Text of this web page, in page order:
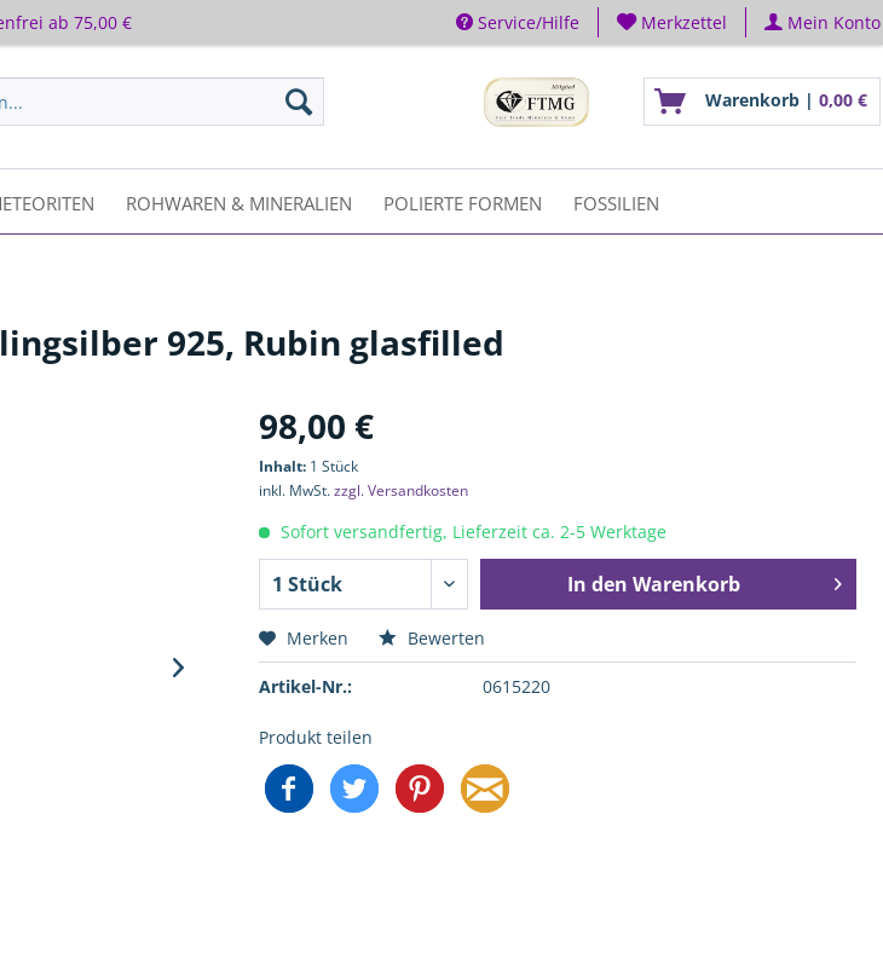
ab 75,00 € Service/Hilfe Merkzettel Mein Konto
Warenkorb | 0,00 €
ROHWAREN & MINERALIEN POLIERTE FORMEN FOSSILIEN
925, Rubin glasfilled
98,00 €
Inhalt: 1 Stück
inkl. MwSt.zzgl. Versandkosten
Sofort versandfertig, Lieferzeit ca. 2-5 Werktage
In den Warenkorb
Merken Bewerten
Artikel-Nr.: 0615220
Produkt teilen